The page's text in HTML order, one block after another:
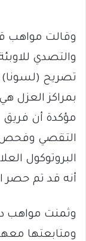
وقالت مواهب
والتصدي
تصريح (لسونا)
بمراكز العزل
مؤكدة أن
التقصي وفحص
البروتوكول
أنه قد تم حصر
وثمنت مواهب
ومتابعتها